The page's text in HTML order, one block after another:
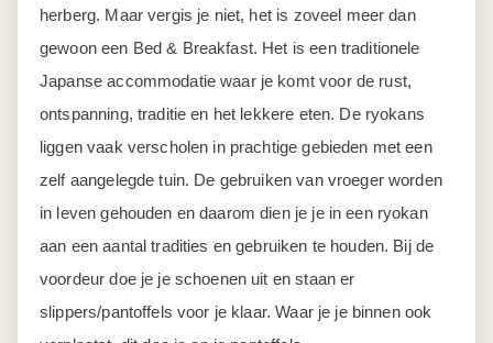
herberg. Maar vergis je niet, het is zoveel meer dan
gewoon een Bed & Breakfast. Het is een traditionele
Japanse accommodatie waar je komt voor de rust,
ontspanning, traditie en het lekkere eten. De ryokans
liggen vaak verscholen in prachtige gebieden met een
zelf aangelegde tuin. De gebruiken van vroeger worden
in leven gehouden en daarom dien je je in een ryokan
aan een aantal tradities en gebruiken te houden. Bij de
voordeur doe je je schoenen uit en staan er
slippers/pantoffels voor je klaar. Waar je je binnen ook